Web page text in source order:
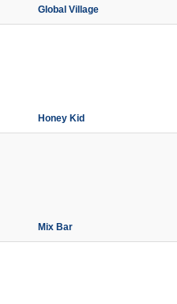
Global Village
Honey Kid
Mix Bar